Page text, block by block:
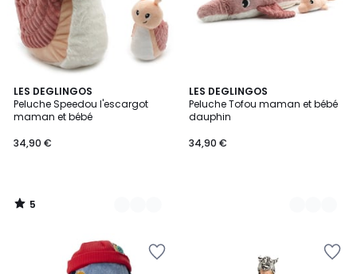
LES DEGLINGOS
Peluche Speedou l'escargot
maman et bébé
34,90 €
5
/
5
3
Couleurs
5
/
LES DEGLINGOS
Peluche Tofou maman et bébé
dauphin
34,90 €
3
Couleurs